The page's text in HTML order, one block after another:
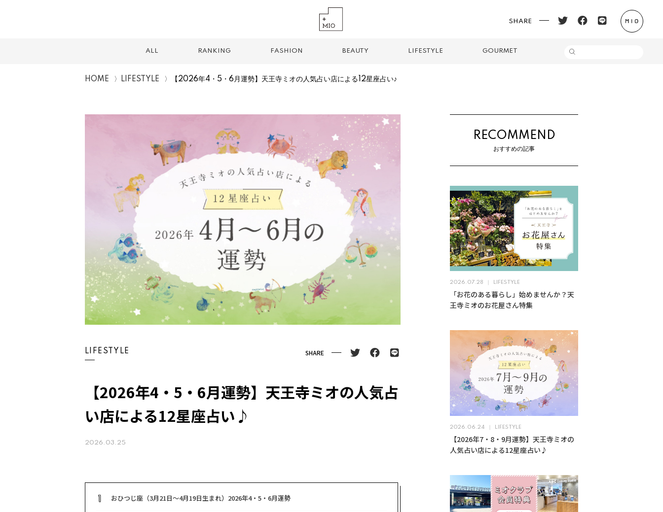
SHARE
ALL RANKING FASHION BEAUTY LIFESTYLE GOURMET
TREND TAG
カフェ ランチ 2026 手土産 お土産 お持ち帰り グルメ
HOME LIFESTYLE 【2026年4・5・6月運勢】天王寺ミオの人気占い店による12星座占い♪
LIFESTYLE SHARE
【2026年4・5・6月運勢】天王寺ミオの人気占
い店による12星座占い♪
2026.03.25
1 おひつじ座（3月21日～4月19日生まれ）2026年4・5・6月運勢
RECOMMEND
おすすめの記事
2026.07.28 LIFESTYLE
「お花のある暮らし」始めませんか？天
王寺ミオのお花屋さん特集
2026.06.24 LIFESTYLE
【2026年7・8・9月運勢】天王寺ミオの
人気占い店による12星座占い♪